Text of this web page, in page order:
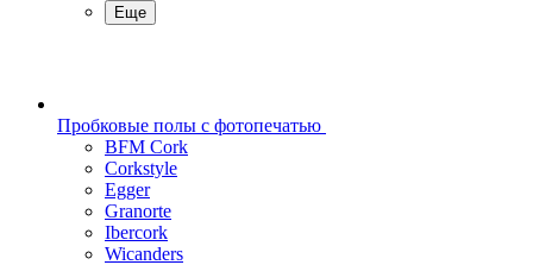
Еще
Пробковые полы с фотопечатью
BFM Cork
Corkstyle
Egger
Granorte
Ibercork
Wicanders